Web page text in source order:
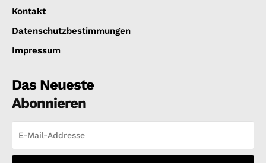
Kontakt
Datenschutzbestimmungen
Impressum
Das Neueste
Abonnieren